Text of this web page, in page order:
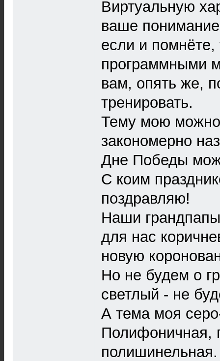
Виртуальную
ваше
если и помнёте,
программными
вам, опять же,
тренировать.
Тему мою
закономерно
Дне Победы
С коим
поздравляю!
Наши
для нас
новую
Но не будем о
светлый - не
А тема моя
Полифоничная,